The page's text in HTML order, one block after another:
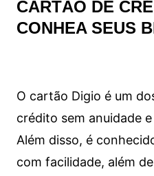
CARTÃO DE
CONHEA SEUS
O cartão Digio é um
crédito sem anuidade
Além disso, é
com facilidade, além